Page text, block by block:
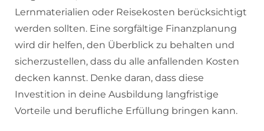
Lernmaterialien oder Reisekosten berücksichtigt
werden sollten. Eine sorgfältige Finanzplanung
wird dir helfen, den Überblick zu behalten und
sicherzustellen, dass du alle anfallenden Kosten
decken kannst. Denke daran, dass diese
Investition in deine Ausbildung langfristige
Vorteile und berufliche Erfüllung bringen kann.